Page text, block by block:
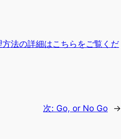
法の詳細はこちらをご覧くだ
次: Go, or No Go →